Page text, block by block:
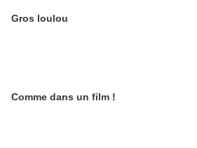
Gros loulou
Comme dans un film !